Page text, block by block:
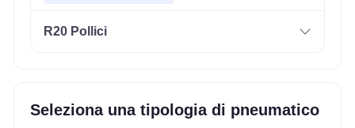
R20 Pollici
Seleziona una tipologia di pneumatico